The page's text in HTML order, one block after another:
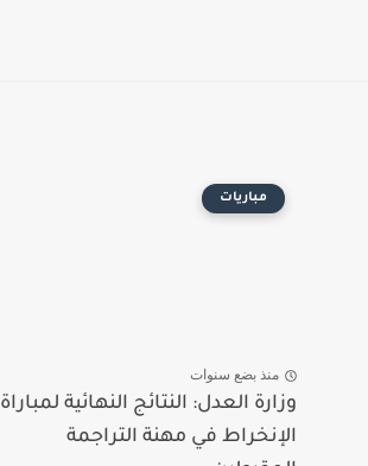
مباريات
منذ بضع سنوات
وزارة العدل: النتائج النهائية لمباراة
الإنخراط في مهنة التراجمة